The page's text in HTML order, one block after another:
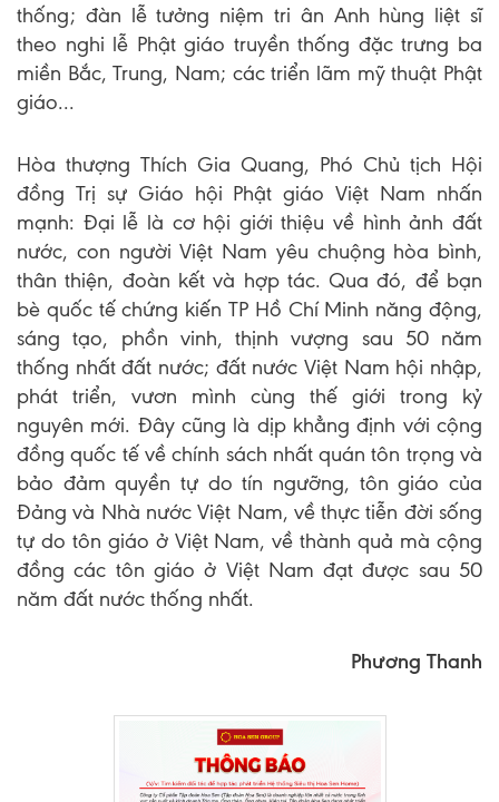
thống; đàn lễ tưởng niệm tri ân Anh hùng liệt sĩ
theo nghi lễ Phật giáo truyền thống đặc trưng ba
miền Bắc, Trung, Nam; các triển lãm mỹ thuật Phật
giáo...
Hòa thượng Thích Gia Quang, Phó Chủ tịch Hội
đồng Trị sự Giáo hội Phật giáo Việt Nam nhấn
mạnh: Đại lễ là cơ hội giới thiệu về hình ảnh đất
nước, con người Việt Nam yêu chuộng hòa bình,
thân thiện, đoàn kết và hợp tác. Qua đó, để bạn
bè quốc tế chứng kiến TP Hồ Chí Minh năng động,
sáng tạo, phồn vinh, thịnh vượng sau 50 năm
thống nhất đất nước; đất nước Việt Nam hội nhập,
phát triển, vươn mình cùng thế giới trong kỷ
nguyên mới. Đây cũng là dịp khẳng định với cộng
đồng quốc tế về chính sách nhất quán tôn trọng và
bảo đảm quyền tự do tín ngưỡng, tôn giáo của
Đảng và Nhà nước Việt Nam, về thực tiễn đời sống
tự do tôn giáo ở Việt Nam, về thành quả mà cộng
đồng các tôn giáo ở Việt Nam đạt được sau 50
năm đất nước thống nhất.
Phương Thanh